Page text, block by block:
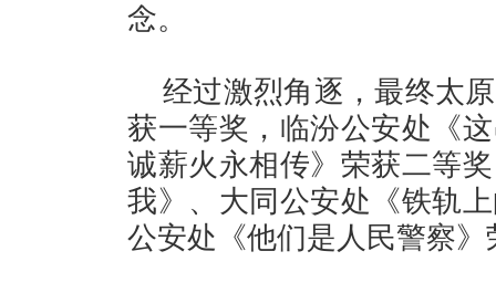
念。
经过激烈角逐，最终太
获一等奖，临汾公安处《
诚薪火永相传》荣获二等
我》、大同公安处《铁轨
公安处《他们是人民警察